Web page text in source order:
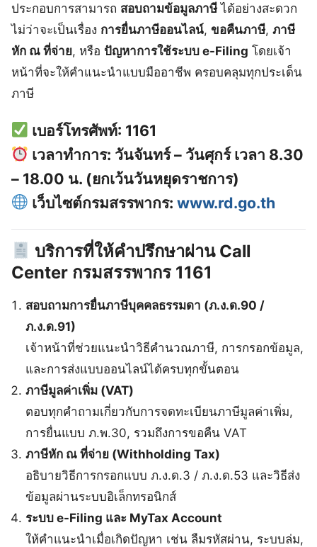
ประกอบการสามารถ สอบถามข้อมูลภาษี ได้อย่างสะดวก
ไม่ว่าจะเป็นเรื่อง การยื่นภาษีออนไลน์, ขอคืนภาษี, ภาษี
หัก ณ ที่จ่าย, หรือ ปัญหาการใช้ระบบ e-Filing โดยเจ้า
หน้าที่จะให้คำแนะนำแบบมืออาชีพ ครอบคลุมทุกประเด็น
ภาษี
เบอร์โทรศัพท์: 1161
เวลาทำการ: วันจันทร์ – วันศุกร์ เวลา 8.30
– 18.00 น. (ยกเว้นวันหยุดราชการ)
เว็บไซต์กรมสรรพากร: www.rd.go.th
บริการที่ให้คำปรึกษาผ่าน Call
Center กรมสรรพากร 1161
สอบถามการยื่นภาษีบุคคลธรรมดา (ภ.ง.ด.90 /
ภ.ง.ด.91)
เจ้าหน้าที่ช่วยแนะนำวิธีคำนวณภาษี, การกรอกข้อมูล,
และการส่งแบบออนไลน์ได้ครบทุกขั้นตอน
ภาษีมูลค่าเพิ่ม (VAT)
ตอบทุกคำถามเกี่ยวกับการจดทะเบียนภาษีมูลค่าเพิ่ม,
การยื่นแบบ ภ.พ.30, รวมถึงการขอคืน VAT
ภาษีหัก ณ ที่จ่าย (Withholding Tax)
อธิบายวิธีการกรอกแบบ ภ.ง.ด.3 / ภ.ง.ด.53 และวิธีส่ง
ข้อมูลผ่านระบบอิเล็กทรอนิกส์
ระบบ e-Filing และ MyTax Account
ให้คำแนะนำเมื่อเกิดปัญหา เช่น ลืมรหัสผ่าน, ระบบล่ม,